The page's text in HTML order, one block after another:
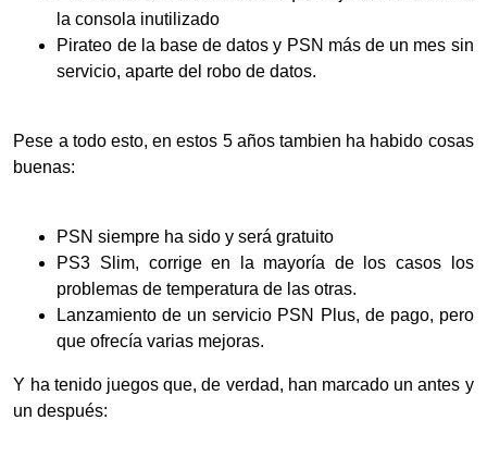
la consola inutilizado
Pirateo de la base de datos y PSN más de un mes sin
servicio, aparte del robo de datos.
Pese a todo esto, en estos 5 años tambien ha habido cosas
buenas:
PSN siempre ha sido y será gratuito
PS3 Slim, corrige en la mayoría de los casos los
problemas de temperatura de las otras.
Lanzamiento de un servicio PSN Plus, de pago, pero
que ofrecía varias mejoras.
Y ha tenido juegos que, de verdad, han marcado un antes y
un después: